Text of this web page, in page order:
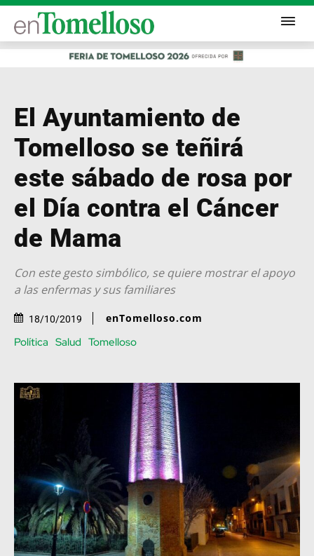
El Ayuntamiento de
Tomelloso se teñirá
este sábado de rosa por
el Día contra el Cáncer
de Mama
Con este gesto simbólico, se quiere mostrar el apoyo
a las enfermas y sus familiares
18/10/2019 enTomelloso.com
Política Salud Tomelloso